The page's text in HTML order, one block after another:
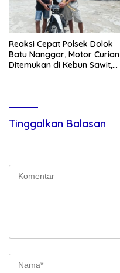
Reaksi Cepat Polsek Dolok
Batu Nanggar, Motor Curian
Ditemukan di Kebun Sawit,
Tinggalkan Balasan